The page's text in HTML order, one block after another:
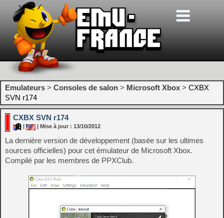
Emulateurs > Consoles de salon > Microsoft Xbox > CXBX
SVN r174
CXBX SVN r174
| Mise à jour : 13/10/2012
La dernière version de développement (basée sur les ultimes
sources officielles) pour cet émulateur de Microsoft Xbox.
Compilé par les membres de PPXClub.